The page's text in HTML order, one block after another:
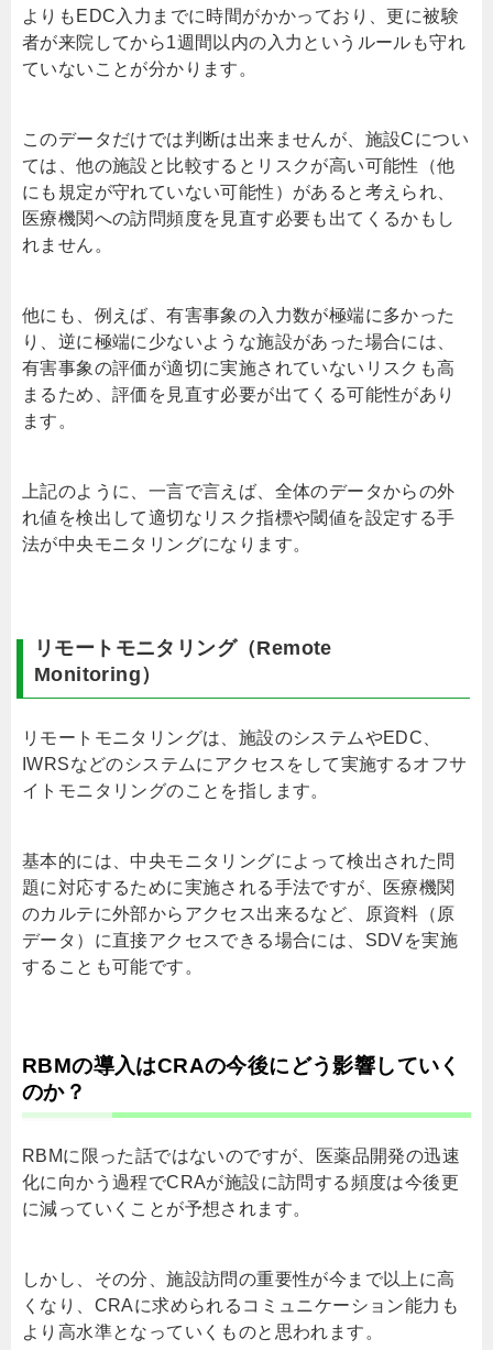
よりも EDC 入力までに時間がかかっており、更に被験
者が来院してから1週間以内の入力というルールも守れ
ていないことが分かります。
このデータだけでは判断は出来ませんが、施設Cについ
ては、他の施設と比較するとリスクが高い可能性（他
にも規定が守れていない可能性）があると考えられ、
医療機関への訪問頻度を見直す必要も出てくるかもし
れません。
他にも、例えば、有害事象の入力数が極端に多かった
り、逆に極端に少ないような施設があった場合には、
有害事象の評価が適切に実施されていないリスクも高
まるため、評価を見直す必要が出てくる可能性があり
ます。
上記のように、一言で言えば、全体のデータからの外
れ値を検出して適切なリスク指標や閾値を設定する手
法が中央モニタリングになります。
リモートモニタリング（Remote
Monitoring）
リモートモニタリングは、施設のシステムやEDC
IWRSなどのシステムにアクセスをして実施するオフサ
イトモニタリングのことを指します。
基本的には、中央モニタリングによって検出された問
題に対応するために実施される手法ですが、医療機関
のカルテに外部からアクセス出来るなど、原資料（原
データ）に直接アクセスできる場合には、 SDVを実施
することも可能です。
RBMの導入はCRAの今後にどう影響していく
のか？
RBMに限った話ではないのですが、医薬品開発の迅速
化に向かう過程でCRAが施設に訪問する頻度は今後更
に減っていくことが予想されます。
しかし、その分、施設訪問の重要性が今まで以上に高
くなり、 CRAに求められるコミュニケーション能力も
より高水準となっていくものと思われます。